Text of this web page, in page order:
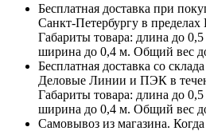
Бесплатная доставка при
Санкт-Петербургу в
Габариты товара: длина до
ширина до 0,4 м. Общий вес
Бесплатная доставка со
Деловые Линии и ПЭК в
Габариты товара: длина до
ширина до 0,4 м. Общий вес
Самовывоз из магазина. Когда